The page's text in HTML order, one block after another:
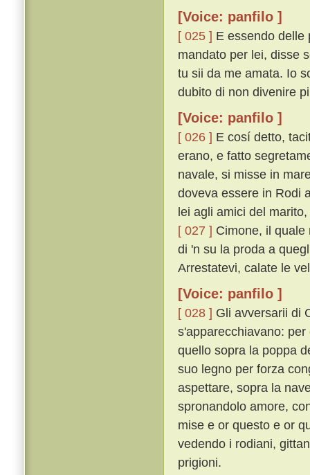
[Voice: panfilo ]
[ 025 ] E essendo delle
mandato per lei, disse
tu sii da me amata. Io
dubito di non divenire
[Voice: panfilo ]
[ 026 ] E cosí detto,
erano, e fatto
navale, si misse in
doveva essere in Rodi
lei agli amici del
[ 027 ] Cimone, il
di 'n su la proda a
Arrestatevi, calate le
[Voice: panfilo ]
[ 028 ] Gli avversarii di
s'apparecchiavano:
quello sopra la poppa
suo legno per forza
aspettare, sopra la
spronandolo amore,
mise e or questo e or
vedendo i rodiani,
prigioni.